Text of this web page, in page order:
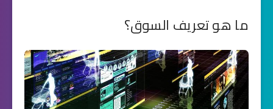
ما هو تعريف السوق؟